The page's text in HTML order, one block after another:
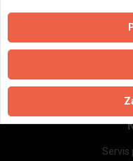
Zásady pro
Naše
Servis